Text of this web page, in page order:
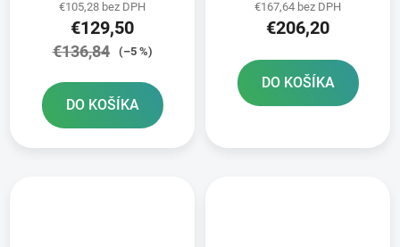
€105,28 bez DPH
€129,50
€136,84 (–5 %)
DO KOŠÍKA
€167,64 bez DPH
€206,20
DO KOŠÍKA